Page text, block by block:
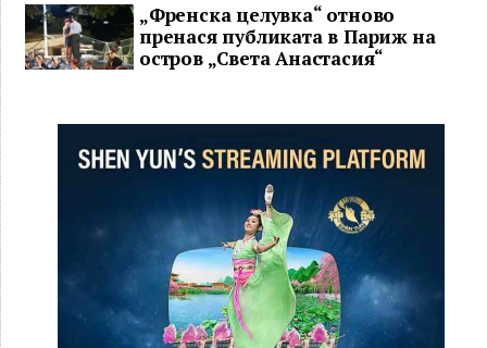
„Френска целувка“ отново
пренася публиката в Париж на
остров „Света Анастасия“